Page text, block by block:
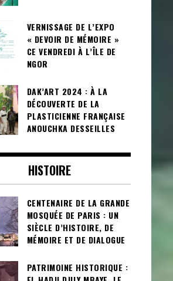
VERNISSAGE DE L’EXPO
« DEVOIR DE MÉMOIRE »
CE VENDREDI À L’ÎLE DE
NGOR
DAK’ART 2024 : À LA
DÉCOUVERTE DE LA
PLASTICIENNE FRANÇAISE
ANOUCHKA DESSEILLES
HISTOIRE
CENTENAIRE DE LA GRANDE
MOSQUÉE DE PARIS : UN
SIÈCLE D’HISTOIRE, DE
MÉMOIRE ET DE DIALOGUE
PATRIMOINE HISTORIQUE :